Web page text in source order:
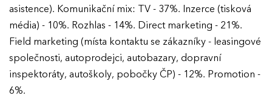
asistence). Komunikační mix: TV - 37%. Inzerce (tisková
média) - 10%. Rozhlas - 14%. Direct marketing - 21%.
Field marketing (místa kontaktu se zákazníky - leasingové
společnosti, autoprodejci, autobazary, dopravní
inspektoráty, autoškoly, pobočky ČP) - 12%. Promotion -
6%.